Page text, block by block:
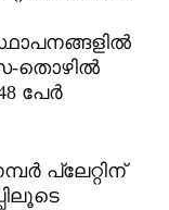
തൊഴിൽ
പേർ
പ്ലേറ്റിന്